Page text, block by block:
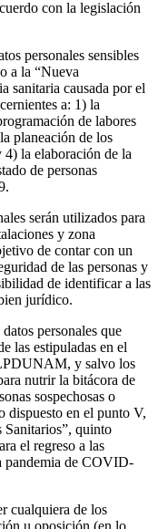
con la legislación
personales sensibles
a la “Nueva
sanitaria causada por el
a: 1) la
de labores
planeación de los
4) la elaboración de la
de personas
serán utilizados para
y zona
de contar con un
de las personas y
de identificar a las
jurídico.
personales que
las estipuladas en el
y salvo los
nutrir la bitácora de
sospechosas o
en el punto V,
Sanitarios”, quinto
el regreso a las
pandemia de COVID-
cualquiera de los